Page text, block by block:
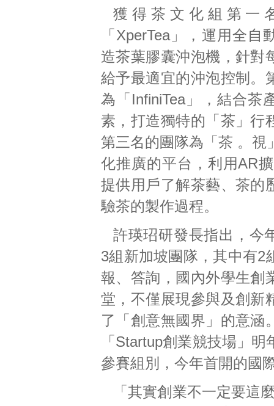
獲得茶文化組第一
「XperTea」，運用全自
造茶葉膠囊沖泡機，針對
給予最適宜的沖泡控制。
為「InfiniTea」，結合茶
素，打造獨特的「茶」行
第三名的團隊為「茶 。視
化推廣的平台，利用AR
提供用戶了解茶藝、茶的
驗茶的製作過程。
許瑛玿研發長指出，今
3組新加坡團隊，其中有2
報、答詢，國內外學生創
堂，不僅展現參與及創新
了「創意無國界」的意涵
「Startup創業競技場」
參賽組別，今年首開的國
「其實創業不一定要這